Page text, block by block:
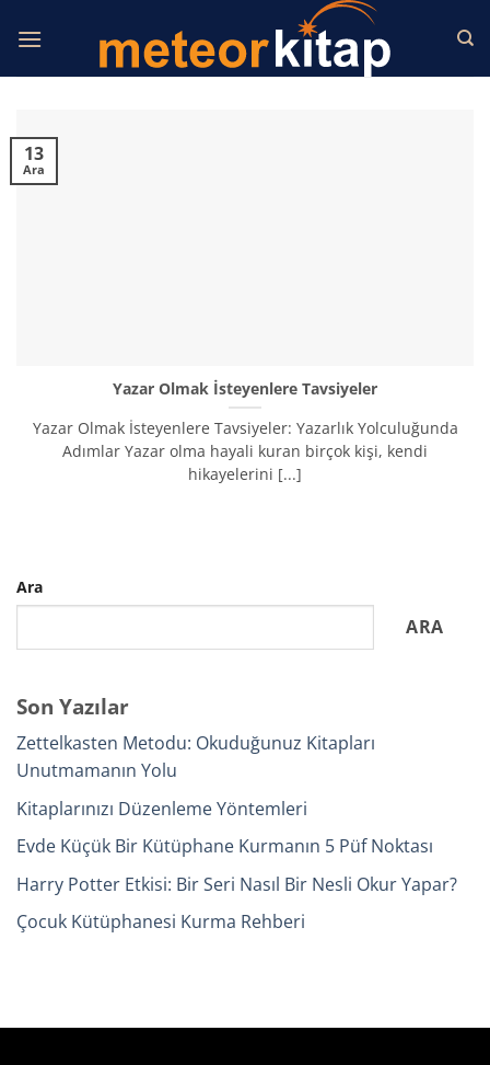
atla
Yazar Olmak İsteyenlere Tavsiyeler
Yazar Olmak İsteyenlere Tavsiyeler: Yazarlık Yolculuğunda
Adımlar Yazar olma hayali kuran birçok kişi, kendi
hikayelerini [...]
13
Ara
Ara
ARA
Son Yazılar
Zettelkasten Metodu: Okuduğunuz Kitapları
Unutmamanın Yolu
Kitaplarınızı Düzenleme Yöntemleri
Evde Küçük Bir Kütüphane Kurmanın 5 Püf Noktası
Harry Potter Etkisi: Bir Seri Nasıl Bir Nesli Okur Yapar?
Çocuk Kütüphanesi Kurma Rehberi